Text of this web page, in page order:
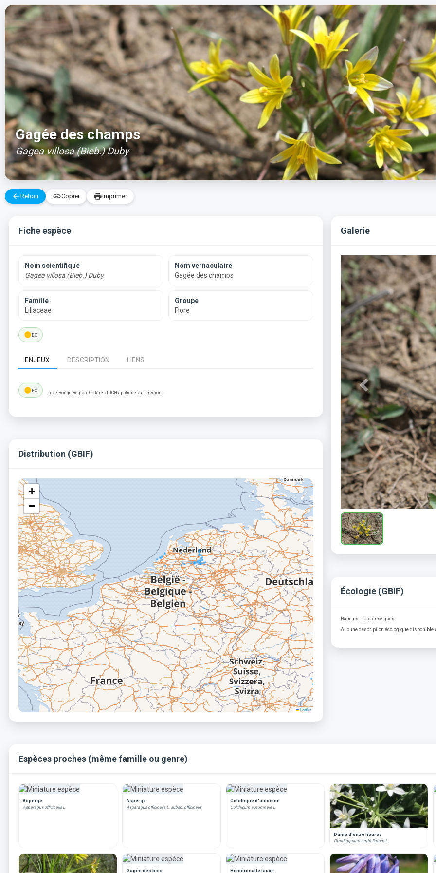
Aller
au
contenu
Gagée des champs
Gagea villosa (Bieb.) Duby
arrow_back Retour linkCopier printImprimer
Fiche espèce
Nom scientifique
Gagea villosa (Bieb.) Duby
Nom vernaculaire
Gagée des champs
Famille
Liliaceae
Groupe
Flore
lensEX
ENJEUX DESCRIPTION LIENS
lensEX Liste Rouge Région: Critères IUCN appliqués à la région -
Galerie
Previous
Distribution (GBIF)
+
−
Leaflet
Écologie (GBIF)
Habitats : non renseignés
Aucune description écologique disponible
Espèces proches (même famille ou genre)
Asperge
Asparagus officinalis L.
Asperge
Asparagus officinalis L. subsp. officinalis
Colchique d'automne
Colchicum autumnale L.
Dame d'onze heures
Ornithogalum umbellatum L.
Gagée des bois Hémérocalle fauve